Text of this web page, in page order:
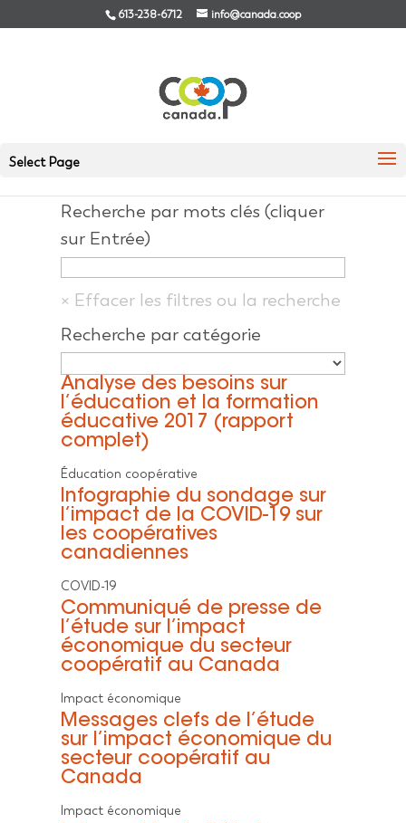
613-238-6712 info@canada.coop
Select Page
RECHERCHES
Recherche par mots clés (cliquer
sur Entrée)
Recherche par catégorie
Analyse des besoins sur
l’éducation et la formation
éducative 2017 (rapport
complet)
Éducation coopérative
Infographie du sondage sur
l’impact de la COVID-19 sur
les coopératives
canadiennes
COVID-19
Communiqué de presse de
l’étude sur l’impact
économique du secteur
coopératif au Canada
Impact économique
Messages clefs de l’étude
sur l’impact économique du
secteur coopératif au
Canada
Impact économique